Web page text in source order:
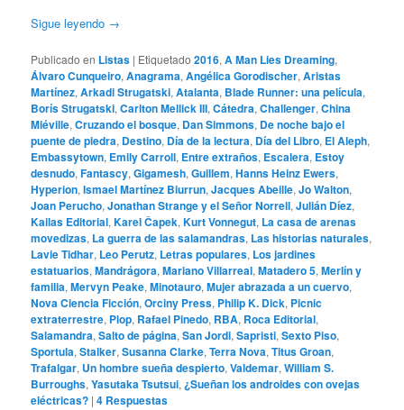
Sigue leyendo →
Publicado en Listas | Etiquetado 2016,A Man Lies Dreaming,
Álvaro Cunqueiro,Anagrama,Angélica Gorodischer,Aristas
Martínez,Arkadi Strugatski,Atalanta, Blade Runner: una película,
Borís Strugatski,Carlton Mellick III,Cátedra,Challenger,China
Miéville,Cruzando el bosque, Dan Simmons, De noche bajo el
puente de piedra, Destino, Día de la lectura, Día del Libro, El Aleph,
Embassytown, Emily Carroll, Entre extraños, Escalera, Estoy
desnudo,Fantascy,Gigamesh,Guillem,Hanns Heinz Ewers,
Hyperion,Ismael Martínez Biurrun,Jacques Abeille,Jo Walton,
Joan Perucho,Jonathan Strange y el Señor Norrell,Julián Díez,
Kailas Editorial,Karel Čapek,Kurt Vonnegut, La casa de arenas
movedizas, La guerra de las salamandras, Las historias naturales,
Lavie Tidhar, Leo Perutz, Letras populares, Los jardines
estatuarios,Mandrágora,Mariano Villarreal,Matadero 5,Merlín y
familia,Mervyn Peake,Minotauro,Mujer abrazada a un cuervo,
Nova Ciencia Ficción,Orciny Press, Philip K. Dick, Picnic
extraterrestre, Plop, Rafael Pinedo, RBA, Roca Editorial,
Salamandra,Salto de página,San Jordi,Sapristi,Sexto Piso,
Sportula,Stalker,Susanna Clarke,Terra Nova,Titus Groan,
Trafalgar, Un hombre sueña despierto,Valdemar,William S.
Burroughs,Yasutaka Tsutsui, ¿Sueñan los androides con ovejas
eléctricas? |4 Respuestas